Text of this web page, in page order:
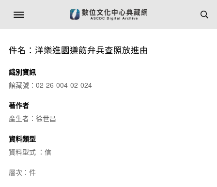
件名：洋樂進園遵飭弁兵查照放進由
識別資訊
館藏號：02-26-004-02-024
著作者
產生者：徐世昌
資料類型
資料型式 ：信
層次：件